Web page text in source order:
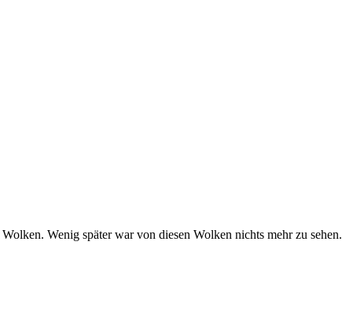
Wenig später war von diesen Wolken nichts mehr zu sehen.